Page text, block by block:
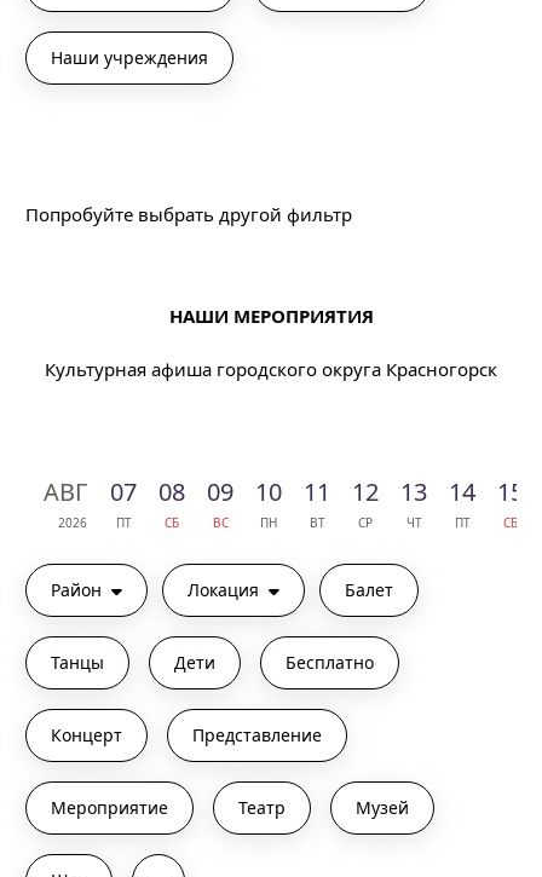
Наши учреждения
Попробуйте выбрать другой фильтр
НАШИ МЕРОПРИЯТИЯ
Культурная афиша городского округа Красногорск
АВГ
2026
07
ПТ
08
СБ
09
ВС
10
ПН
11
ВТ
12
СР
13
ЧТ
14
ПТ
15
СБ
Район Локация Балет
Танцы Дети Бесплатно
Концерт Представление
Мероприятие Театр Музей